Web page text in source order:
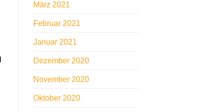
März 2021
Februar 2021
Januar 2021
Dezember 2020
November 2020
Oktober 2020